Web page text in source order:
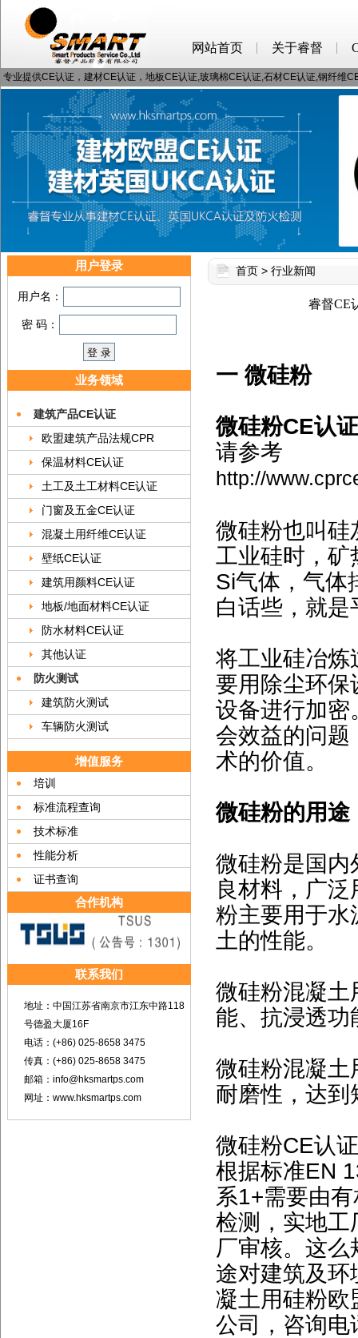
网站首页 关于睿督
专业提供CE认证，建材CE认证，地板CE认证,玻璃棉CE认证,石材CE认证,钢纤维
用户登录
用户名：
密 码：
业务领域
建筑产品CE认证
欧盟建筑产品法规CPR
保温材料CE认证
土工及土工材料CE认证
门窗及五金CE认证
混凝土用纤维CE认证
壁纸CE认证
建筑用颜料CE认证
地板/地面材料CE认证
防水材料CE认证
其他认证
防火测试
建筑防火测试
车辆防火测试
增值服务
培训
标准流程查询
技术标准
性能分析
证书查询
合作机构
联系我们
地址：中国江苏省南京市江东中路118
号德盈大厦16F
电话：(+86) 025-8658 3475
传真：(+86) 025-8658 3475
邮箱：info@hksmartps.com
网址：www.hksmartps.com
首页 > 行业新闻
睿督CE
一 微硅粉
微硅粉CE认
请参考
http://
微硅粉也叫硅
工业硅时，矿
Si气体，气体
白话些，就是
将工业硅冶炼
要用除尘环保
设备进行加密
会效益的问题
术的价值。
微硅粉的用途
微硅粉是国内
良材料，广
粉主要用于水
土的性能。
微硅粉混凝土
能、抗浸透功
微硅粉混凝土
耐磨性，达
微硅粉CE认
根据标准EN
系1+需要由
检测，实地工
厂审核。这
途对建筑及
凝土用硅粉
公司，咨询